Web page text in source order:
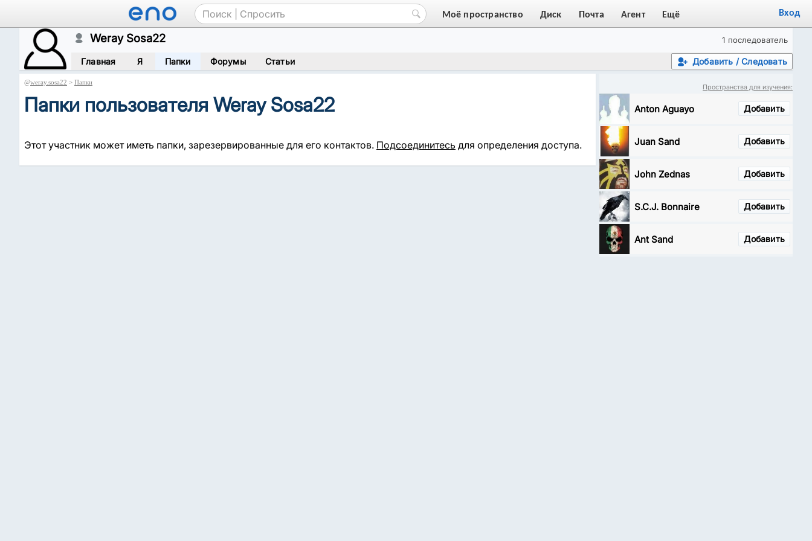
Моё пространство Диск Почта Агент Ещё Вход
1 последователь
Weray Sosa22
Добавить / Следовать
Главная Я Папки Форумы Статьи
@weray.sosa22 > Папки
Папки пользователя Weray Sosa22
Этот участник может иметь папки, зарезервированные для его контактов. Подсоединитесь для определения доступа.
Пространства для изучения:
Добавить
Anton Aguayo
Добавить
Juan Sand
Добавить
John Zednas
Добавить
S.C.J. Bonnaire
Добавить
Ant Sand